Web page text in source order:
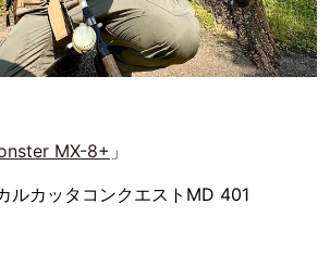
MX-8+ 」
ルカッタコンクエストMD 401